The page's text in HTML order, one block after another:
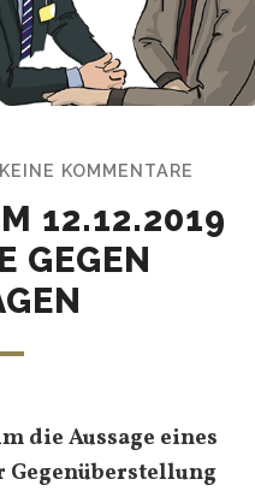
KEINE KOMMENTARE
12.12.2019
GEGEN
die Aussage eines